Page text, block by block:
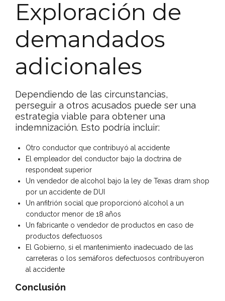
Exploración de
demandados
adicionales
Dependiendo de las circunstancias,
perseguir a otros acusados puede ser una
estrategia viable para obtener una
indemnización. Esto podría incluir:
Otro conductor que contribuyó al accidente
El empleador del conductor bajo la doctrina de
respondeat superior
Un vendedor de alcohol bajo la ley de Texas dram shop
por un accidente de DUI
Un anfitrión social que proporcionó alcohol a un
conductor menor de 18 años
Un fabricante o vendedor de productos en caso de
productos defectuosos
El Gobierno, si el mantenimiento inadecuado de las
carreteras o los semáforos defectuosos contribuyeron
al accidente
Conclusión